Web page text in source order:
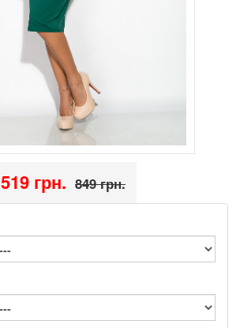
519 грн. 849 грн.